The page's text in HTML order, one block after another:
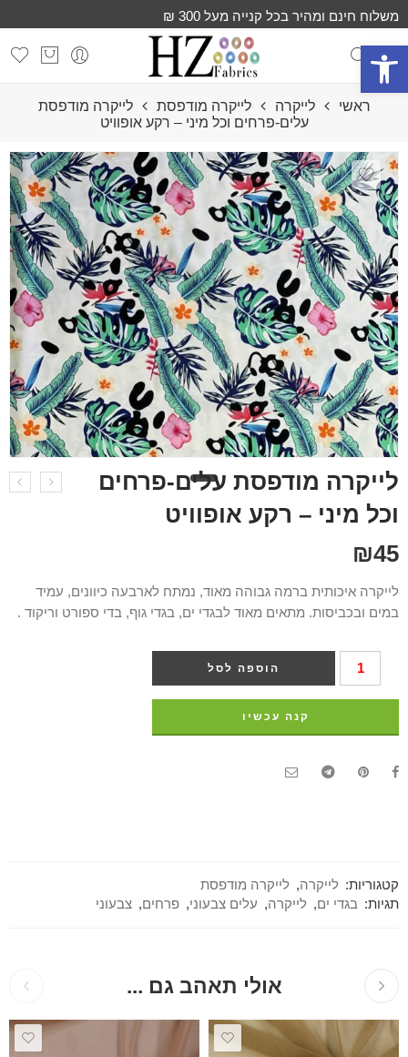
פתח סרגל נגישות
משלוח חינם ומהיר בכל קנייה מעל 300 ₪
ראשי לייקרה לייקרה מודפסת
לייקרה מודפסת
עלים-פרחים וכל מיני – רקע אופוויט
לייקרה מודפסת עלים-פרחים
וכל מיני – רקע אופוויט
₪45
לייקרה איכותית ברמה גבוהה מאוד, נמתח לארבעה כיוונים, עמיד
במים ובכביסות. מתאים מאוד לבגדי ים, בגדי גוף, בדי ספורט וריקוד .
הוספה לסל
קנה עכשיו
קטגוריות: לייקרה, לייקרה מודפסת
תגיות: בגדי ים, לייקרה, עלים צבעוני, פרחים, צבעוני
אולי תאהב גם ...